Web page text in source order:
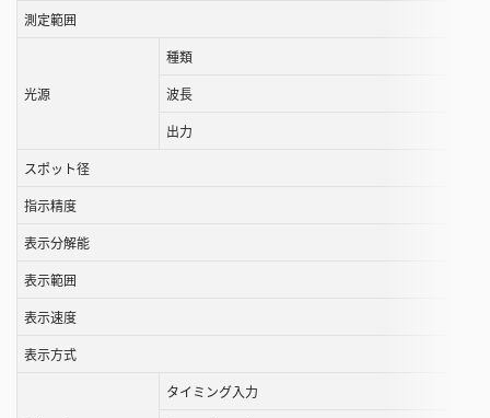
測定範囲
光源
種類
波長
出力
スポット径
指示精度
表示分解能
表示範囲
表示速度
表示方式
タイミング入力